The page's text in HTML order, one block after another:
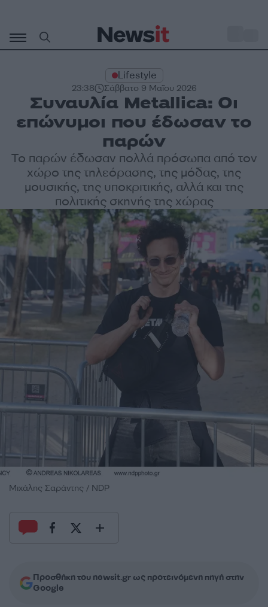
περιεχόμενο
Lifestyle
23:38 Σάββατο 9 Μαΐου 2026
Συναυλία Metallica: Οι
επώνυμοι που έδωσαν το
παρών
Το παρών έδωσαν πολλά πρόσωπα από τον
χώρο της τηλεόρασης, της μόδας, της
μουσικής, της υποκριτικής, αλλά και της
πολιτικής σκηνής της χώρας
Μιχάλης Σαράντης / NDP
Προσθήκη του newsit.gr ως προτεινόμενη πηγή στην
Google